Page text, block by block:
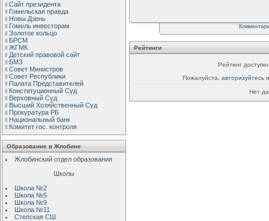
Сайт президента
Гомельская правда
Новы Дзень
Гомель инвесторам
Золотое кольцо
БРСМ
ЖГМК
Детский правовой сайт
БМЗ
Совет Министров
Совет Республики
Палата Представителей
Конституционный Cуд
Верховный Cуд
Высший Хозяйственный Суд
Прокуратура РБ
Национальный банк
Комитет гос. контроля
Образование в Жлобине
Жлобинский отдел образования
Школы
Школа №2
Школа №5
Школа №9
Школа №11
Степская СШ
Рейтинги
Рейтинг
Пожалуйста, авторизуйтесь
Нет